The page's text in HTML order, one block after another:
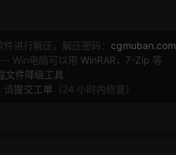
进行解压，解压密码： cgmuban.com
-- Win电脑可以用 WinRAR ， 7-Zip 等
文件降级工具
请提交工单 （24 小时内修复）